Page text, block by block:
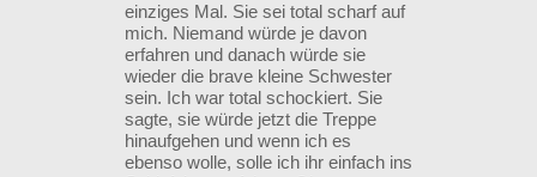
einziges Mal. Sie sei total scharf auf
mich. Niemand würde je davon
erfahren und danach würde sie
wieder die brave kleine Schwester
sein. Ich war total schockiert. Sie
sagte, sie würde jetzt die Treppe
hinaufgehen und wenn ich es
ebenso wolle, solle ich ihr einfach ins